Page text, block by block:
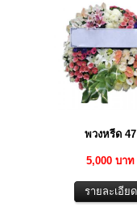
พวงหรีด 47
5,000 บาท